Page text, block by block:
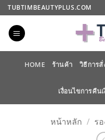
ข้าม
ไป
เนื้อหา
TUBTIMBEAUTYPLUS.COM
HOME ร้านค้า วิธีการสั่
เงื่อนไขการคืน
หน้าหลัก / ร